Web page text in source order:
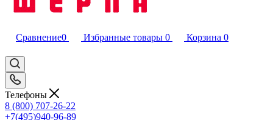
Сравнение0 Избранные товары 0 Корзина 0
Телефоны
8 (800) 707-26-22
+7(495)940-96-89